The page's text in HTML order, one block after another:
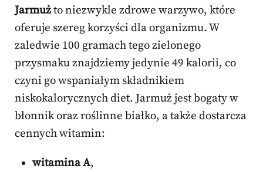
Jarmużto niezwykle zdrowe warzywo, które
oferuje szereg korzyści dla organizmu. W
zaledwie 100 gramach tego zielonego
przysmaku znajdziemy jedynie 49 kalorii, co
czyni go wspaniałym składnikiem
niskokalorycznych diet. Jarmuż jest bogaty w
błonnik oraz roślinne białko, a także dostarcza
cennych witamin:
witamina A,